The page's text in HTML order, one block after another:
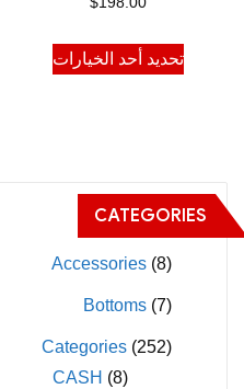
تحديد أحد الخيارات
هناك
العديد
على
صفحة
CATEGORIES
Accessories (8)
Bottoms (7)
Categories (252)
CASH (8)